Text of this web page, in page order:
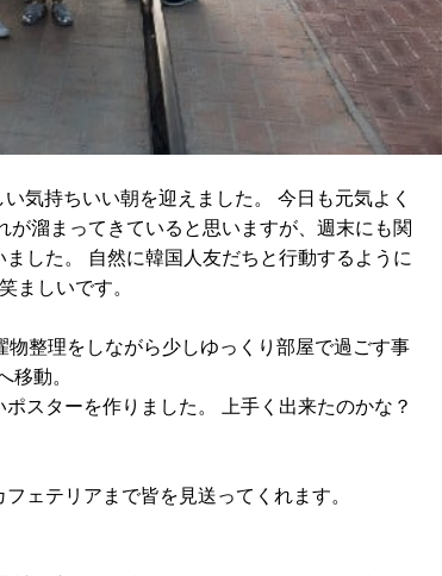
気持ちいい朝を迎えました。 今日も元気よく
溜まってきていると思いますが、週末にも関
した。 自然に韓国人友だちと行動するように
ましいです。
整理をしながら少しゆっくり部屋で過ごす事
移動。
スターを作りました。 上手く出来たのかな？
ェテリアまで皆を見送ってくれます。